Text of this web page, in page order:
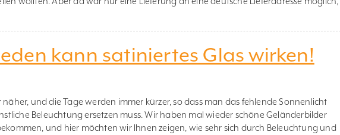
kann satiniertes Glas wirken!
und die Tage werden immer kürzer, so dass man das fehlende Sonnenlicht
Beleuchtung ersetzen muss. Wir haben mal wieder schöne Geländerbilder
und hier möchten wir Ihnen zeigen, wie sehr sich durch Beleuchtung und